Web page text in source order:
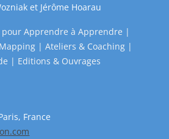
et Jérôme Hoarau
pour Apprendre à Apprendre |
| Ateliers & Coaching |
| Editions & Ouvrages
France